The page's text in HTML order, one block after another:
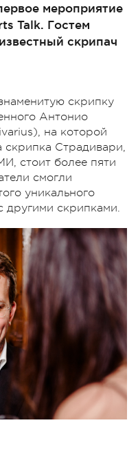
мероприятие
Talk. Гостем
скрипач
скрипку
Антонио
на которой
скрипка Страдивари,
стоит более пяти
смогли
уникального
другими скрипками.